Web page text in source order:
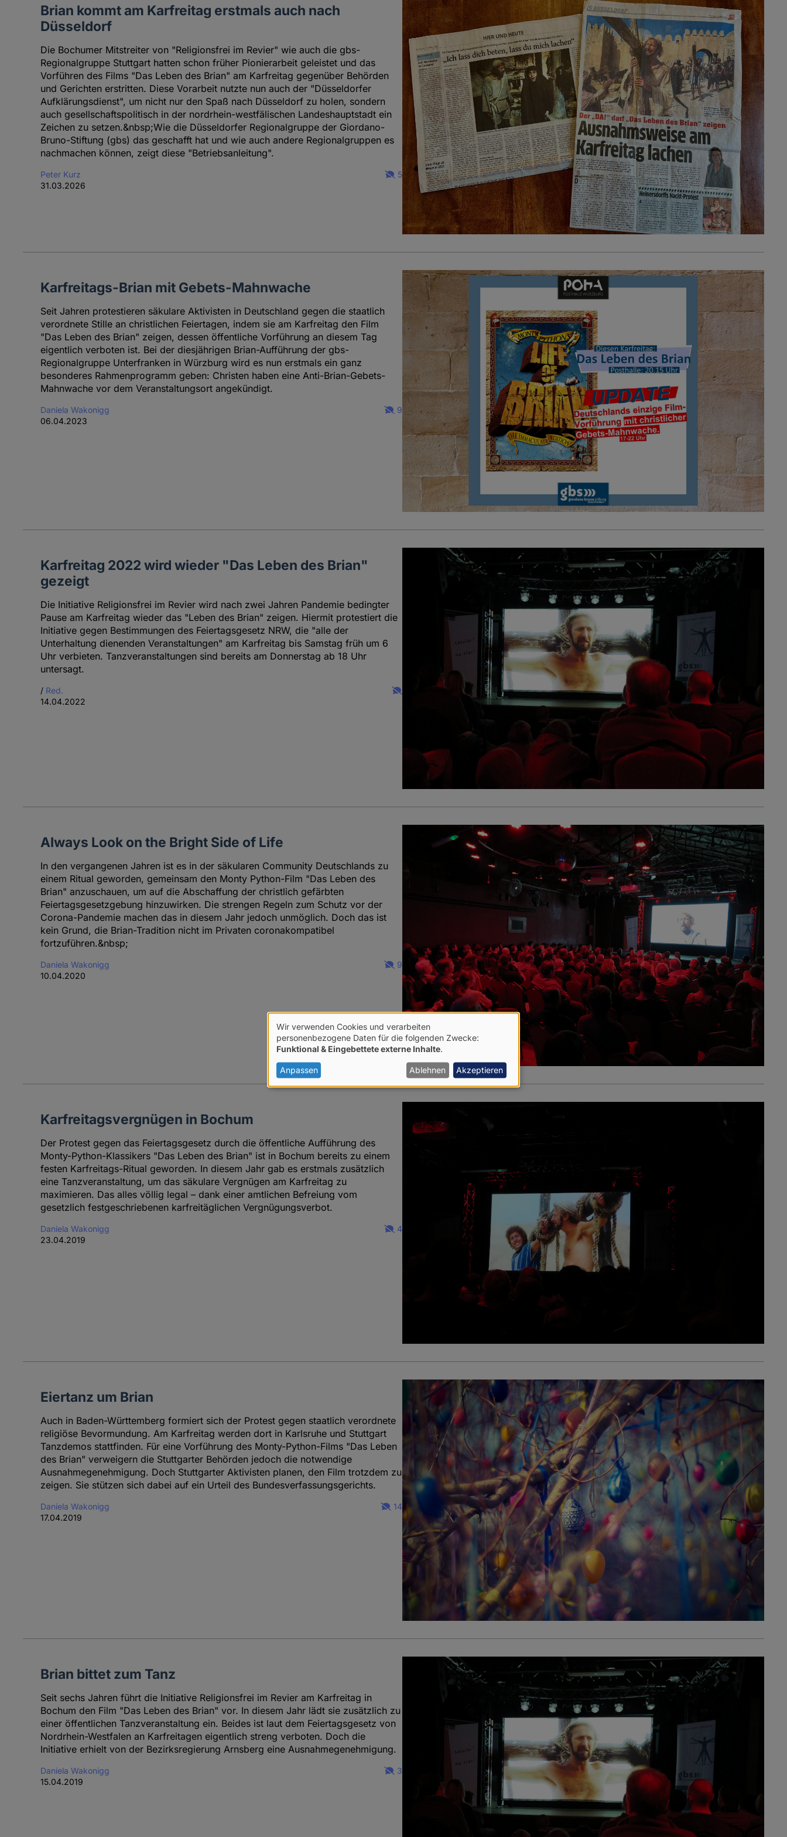
Brian kommt am Karfreitag erstmals auch nach
Düsseldorf
Die Bochumer Mitstreiter von "Religionsfrei im Revier" wie auch die gbs-
Regionalgruppe Stuttgart hatten schon früher Pionierarbeit geleistet und das
Vorführen des Films "Das Leben des Brian" am Karfreitag gegenüber Behörden
und Gerichten erstritten. Diese Vorarbeit nutzte nun auch der "Düsseldorfer
Aufklärungsdienst", um nicht nur den Spaß nach Düsseldorf zu holen, sondern
auch gesellschaftspolitisch in der nordrhein-westfälischen Landeshauptstadt ein
Zeichen zu setzen.&nbsp;Wie die Düsseldorfer Regionalgruppe der Giordano-
Bruno-Stiftung (gbs) das geschafft hat und wie auch andere Regionalgruppen es
nachmachen können, zeigt diese "Betriebsanleitung".
Peter Kurz
31.03.2026
5
Karfreitags-Brian mit Gebets-Mahnwache
Seit Jahren protestieren säkulare Aktivisten in Deutschland gegen die staatlich
verordnete Stille an christlichen Feiertagen, indem sie am Karfreitag den Film
"Das Leben des Brian" zeigen, dessen öffentliche Vorführung an diesem Tag
eigentlich verboten ist. Bei der diesjährigen Brian-Aufführung der gbs-
Regionalgruppe Unterfranken in Würzburg wird es nun erstmals ein ganz
besonderes Rahmenprogramm geben: Christen haben eine Anti-Brian-Gebets-
Mahnwache vor dem Veranstaltungsort angekündigt.
Daniela Wakonigg
06.04.2023
9
Karfreitag 2022 wird wieder "Das Leben des Brian"
gezeigt
Die Initiative Religionsfrei im Revier wird nach zwei Jahren Pandemie bedingter
Pause am Karfreitag wieder das "Leben des Brian" zeigen. Hiermit protestiert die
Initiative gegen Bestimmungen des Feiertagsgesetz NRW, die "alle der
Unterhaltung dienenden Veranstaltungen" am Karfreitag bis Samstag früh um 6
Uhr verbieten. Tanzveranstaltungen sind bereits am Donnerstag ab 18 Uhr
untersagt.
/ Red.
14.04.2022
Always Look on the Bright Side of Life
In den vergangenen Jahren ist es in der säkularen Community Deutschlands zu
einem Ritual geworden, gemeinsam den Monty Python-Film "Das Leben des
Brian" anzuschauen, um auf die Abschaffung der christlich gefärbten
Feiertagsgesetzgebung hinzuwirken. Die strengen Regeln zum Schutz vor der
Corona-Pandemie machen das in diesem Jahr jedoch unmöglich. Doch das ist
kein Grund, die Brian-Tradition nicht im Privaten coronakompatibel
fortzuführen.&nbsp;
Daniela Wakonigg
10.04.2020
9
Karfreitagsvergnügen in Bochum
Der Protest gegen das Feiertagsgesetz durch die öffentliche Aufführung des
Monty-Python-Klassikers "Das Leben des Brian" ist in Bochum bereits zu einem
festen Karfreitags-Ritual geworden. In diesem Jahr gab es erstmals zusätzlich
eine Tanzveranstaltung, um das säkulare Vergnügen am Karfreitag zu
maximieren. Das alles völlig legal – dank einer amtlichen Befreiung vom
gesetzlich festgeschriebenen karfreitäglichen Vergnügungsverbot.
Daniela Wakonigg
23.04.2019
4
Eiertanz um Brian
Auch in Baden-Württemberg formiert sich der Protest gegen staatlich verordnete
religiöse Bevormundung. Am Karfreitag werden dort in Karlsruhe und Stuttgart
Tanzdemos stattfinden. Für eine Vorführung des Monty-Python-Films "Das Leben
des Brian" verweigern die Stuttgarter Behörden jedoch die notwendige
Ausnahmegenehmigung. Doch Stuttgarter Aktivisten planen, den Film trotzdem zu
zeigen. Sie stützen sich dabei auf ein Urteil des Bundesverfassungsgerichts.
Daniela Wakonigg
17.04.2019
14
Brian bittet zum Tanz
Seit sechs Jahren führt die Initiative Religionsfrei im Revier am Karfreitag in
Bochum den Film "Das Leben des Brian" vor. In diesem Jahr lädt sie zusätzlich zu
einer öffentlichen Tanzveranstaltung ein. Beides ist laut dem Feiertagsgesetz von
Nordrhein-Westfalen an Karfreitagen eigentlich streng verboten. Doch die
Initiative erhielt von der Bezirksregierung Arnsberg eine Ausnahmegenehmigung.
Daniela Wakonigg
15.04.2019
3
Verwendung
von
personenbezogenen
Daten
Wir verwenden Cookies und verarbeiten
personenbezogene Daten für die folgenden Zwecke:
Funktional & Eingebettete externe Inhalte
Anpassen Ablehnen Akzeptieren